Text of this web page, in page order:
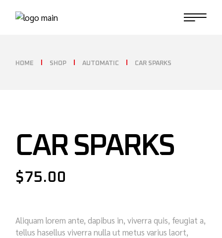
HOME SHOP AUTOMATIC CAR SPARKS
CAR SPARKS
$75.00
Aliquam lorem ante, dapibus in, viverra quis, feugiat a,
tellus hasellus viverra nulla ut metus varius laort,